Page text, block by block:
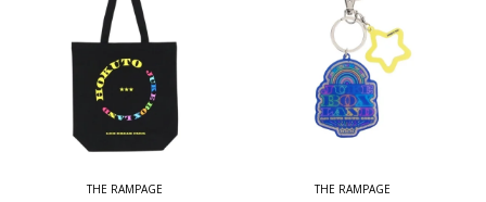
THE RAMPAGE THE RAMPAGE